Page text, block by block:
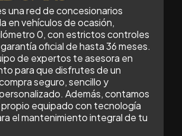
una red de concesionarios
en vehículos de ocasión,
0, con estrictos controles
oficial de hasta 36 meses.
de expertos te asesora en
para que disfrutes de un
seguro, sencillo y
Además, contamos
equipado con tecnología
el mantenimiento integral de tu